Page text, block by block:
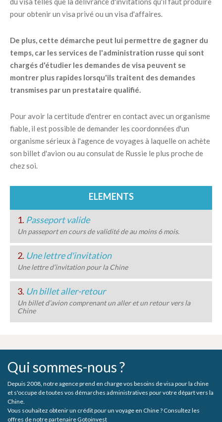
pour obtenir un visa privé ou un visa d'affaires.
De plus, cette démarche peut lui permettre de gagner du
temps, car les services de l'administration russe qui sont
chargés d'étudier les demandes de visa peuvent se
montrer plus rapides lorsqu'ils traitent des demandes
transmises par un prestataire qualifié.
Pour avoir la certitude d'entrer en contact avec un organisme
fiable, il est possible de demander les coordonnées d'un
organisme sérieux à l'agence de voyages à laquelle on achète
son billet d'avion ou au consulat de Russie le plus proche de
chez soi.
ELEMENTS
1. Passeport valide
Un passeport en cours de validité de au moins 6 mois.
2. Une lettre d'invitation
Une lettre d’invitation pour la Chine
3. Un billet aller-retour
Un billet d’avion comprenant un aller et un retour vers la
Chine
Qui sommes-nous ?
Depuis 2008, notre agence prend en charge vos besoins de visa pour la chine
et s'occupe de toutes vos démarches administratives pour votre départ vers la
Chine.
Vous souhaitez obtenir un crédit pour un voyage en Chine ? Consultez les
offres de notre partenaire Gotoinvest